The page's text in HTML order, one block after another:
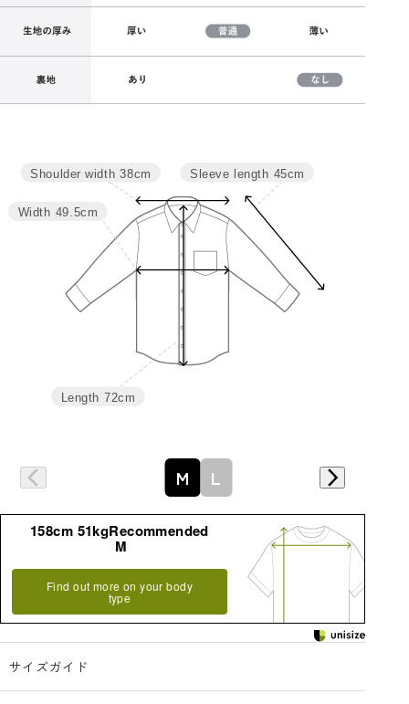
サイズ 肩幅 袖丈
99 45
39.5 105 46
Sleeve length 45cm
Length 72cm
Width 49.5cm
Shoulder width 38cm
M L
158cm 51kgRecommended
M
Find out more on your body
type
サイズガイド